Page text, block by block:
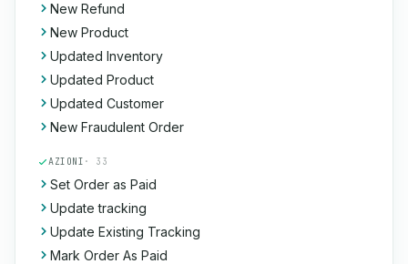
New Refund
New Product
Updated Inventory
Updated Product
Updated Customer
New Fraudulent Order
AZIONI · 33
Set Order as Paid
Update tracking
Update Existing Tracking
Mark Order As Paid